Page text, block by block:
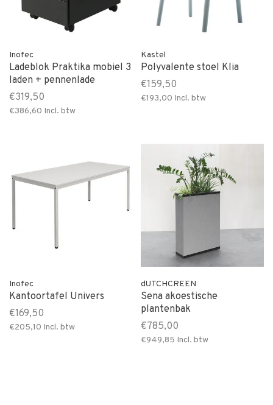
Inofec
Ladeblok Praktika mobiel 3
laden + pennenlade
€319,50
€386,60 Incl. btw
Kastel
Polyvalente stoel Klia
€159,50
€193,00 Incl. btw
Inofec
Kantoortafel Univers
€169,50
€205,10 Incl. btw
dUTCHCREEN
Sena akoestische
plantenbak
€785,00
€949,85 Incl. btw